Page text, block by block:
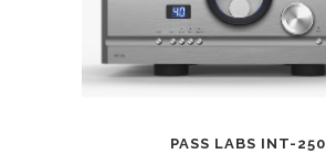
PASS LABS INT-250